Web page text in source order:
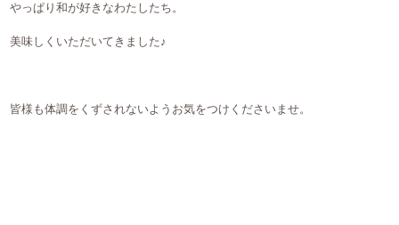
やっぱり和が好きなわたしたち。
美味しくいただいてきました♪
皆様も体調をくずされないようお気をつけくださいませ。